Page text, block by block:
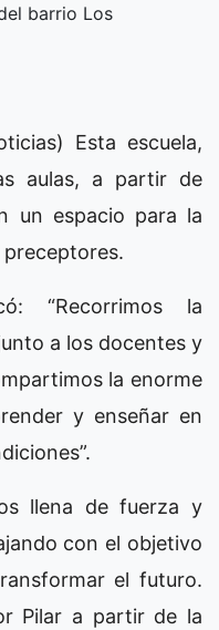
barrio Los
Esta escuela,
aulas, a partir de
un espacio para la
“Recorrimos la
a los docentes y
la enorme
y enseñar en
llena de fuerza y
con el objetivo
el futuro.
Pilar a partir de la